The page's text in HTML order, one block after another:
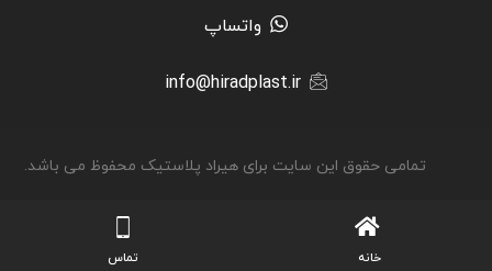
واتساپ
info@hiradplast.ir
تمامی حقوق این سایت برای هیراد پلاستیک محفوظ می باشد.
خانه تماس